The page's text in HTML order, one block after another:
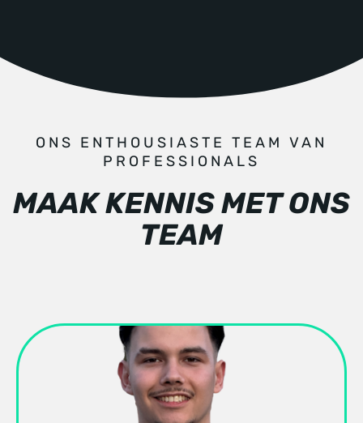
ONS ENTHOUSIASTE TEAM VAN
PROFESSIONALS
MAAK KENNIS MET ONS
TEAM